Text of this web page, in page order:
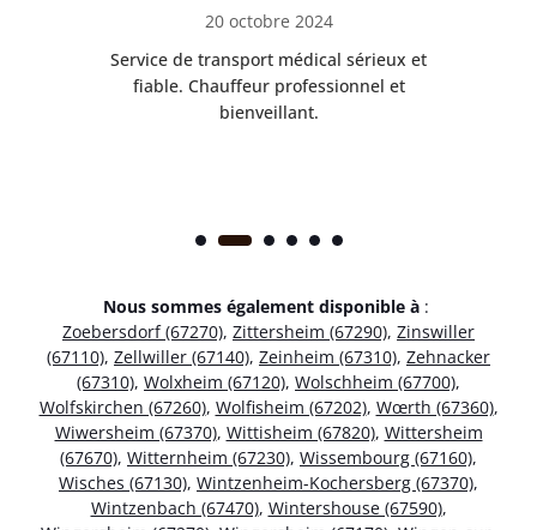
20 octobre 2024
Service de transport médical sérieux et
fiable. Chauffeur professionnel et
bienveillant.
Nous sommes également disponible à :
Zoebersdorf (67270), Zittersheim (67290), Zinswiller
(67110), Zellwiller (67140), Zeinheim (67310), Zehnacker
(67310), Wolxheim (67120), Wolschheim (67700),
Wolfskirchen (67260), Wolfisheim (67202), Wœrth (67360),
Wiwersheim (67370), Wittisheim (67820), Wittersheim
(67670), Witternheim (67230), Wissembourg (67160),
Wisches (67130), Wintzenheim-Kochersberg (67370),
Wintzenbach (67470), Wintershouse (67590),